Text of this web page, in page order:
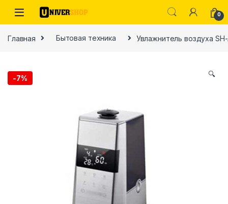
Skip to navigation
Skip to content
0
Главная Бытовая техника Увлажнитель воздуха
-7% 🔍